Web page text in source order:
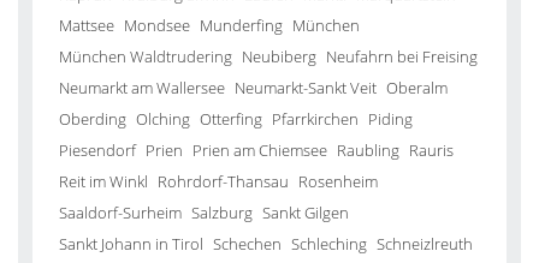
Mattsee Mondsee Munderfing München
München Waldtrudering Neubiberg Neufahrn bei Freising
Neumarkt am Wallersee Neumarkt-Sankt Veit Oberalm
Oberding Olching Otterfing Pfarrkirchen Piding
Piesendorf Prien Prien am Chiemsee Raubling Rauris
Reit im Winkl Rohrdorf-Thansau Rosenheim
Saaldorf-Surheim Salzburg Sankt Gilgen
Sankt Johann in Tirol Schechen Schleching Schneizlreuth